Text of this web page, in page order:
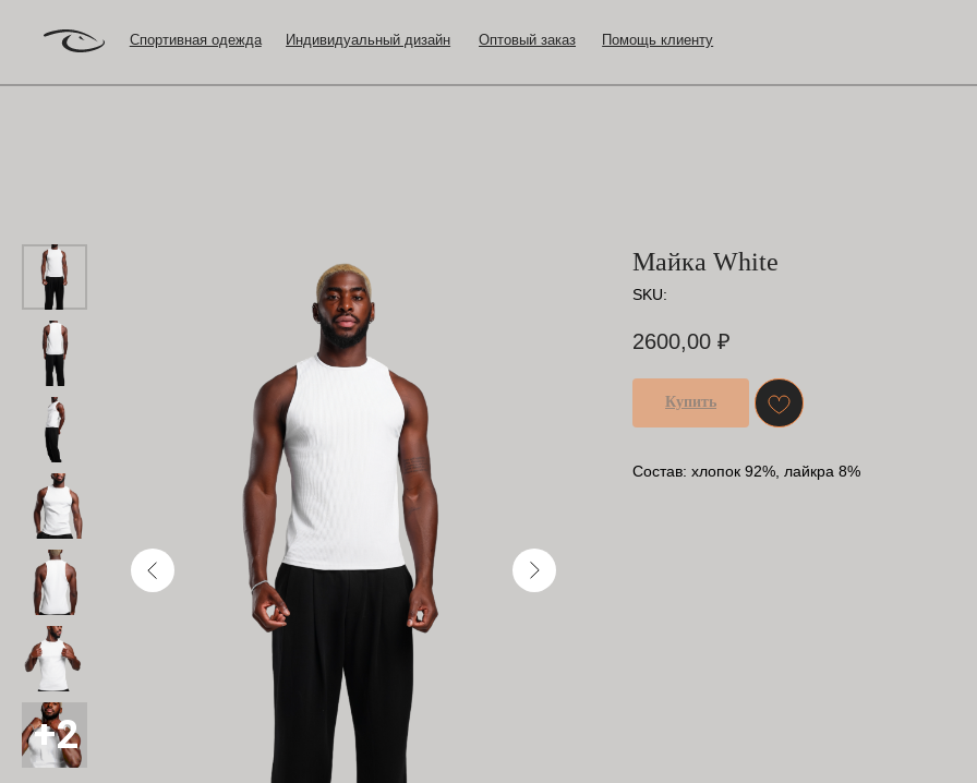
Спортивная одежда Индивидуальный дизайн Оптовый заказ Помощь клиенту
Майка White
SKU:
2600,00 ₽
Купить
Cостав: хлопок 92%, лайкра 8%